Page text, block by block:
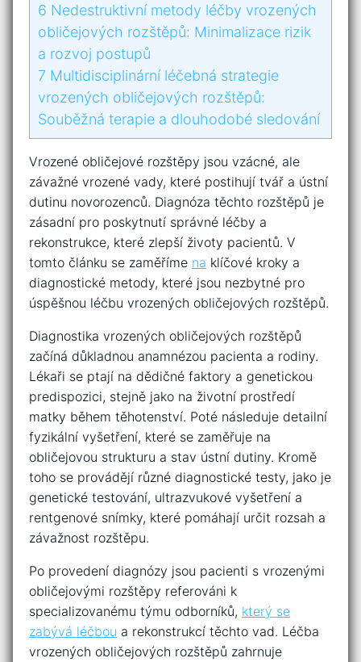
6 Nedestruktivní ⁣metody léčby vrozených
‍obličejových ​rozštěpů: Minimalizace ⁣rizik
a rozvoj postupů
7 Multidisciplinární léčebná⁢ strategie
⁢vrozených ‌obličejových rozštěpů:
Souběžná terapie a dlouhodobé sledování
Vrozené obličejové rozštěpy jsou vzácné, ale
závažné ⁢vrozené ⁣vady, které postihují​ tvář‍ a ústní
dutinu novorozenců. ‌Diagnóza těchto ⁤rozštěpů ​je
zásadní pro poskytnutí správné léčby ⁣a​
rekonstrukce, které ‍zlepší ‌životy pacientů. V
tomto článku ⁤se⁢ zaměříme na klíčové ‍kroky a
diagnostické metody, které jsou⁣ nezbytné pro‌
úspěšnou léčbu vrozených obličejových ⁢rozštěpů.
Diagnostika vrozených obličejových rozštěpů
začíná⁢ důkladnou‌ anamnézou ⁣pacienta a rodiny.
Lékaři se ptají na dědičné‍ faktory a genetickou
predispozici, ‌stejně jako na životní prostředí
‍matky během⁣ těhotenství. Poté ⁤následuje detailní
⁤fyzikální vyšetření,⁤ které se⁤ zaměřuje na
obličejovou strukturu a‍ stav ústní ​dutiny. Kromě
toho se provádějí různé diagnostické testy,⁤ jako‍ je
genetické‍ testování,⁣ ultrazvukové vyšetření a
rentgenové snímky, které pomáhají⁤ určit rozsah a
závažnost rozštěpu.
Po⁢ provedení diagnózy jsou pacienti s⁢ vrozenými⁢
obličejovými rozštěpy referováni k
‌specializovanému⁤ týmu odborníků, který se
zabývá léčbou a rekonstrukcí těchto‍ vad. Léčba​
vrozených obličejových rozštěpů zahrnuje